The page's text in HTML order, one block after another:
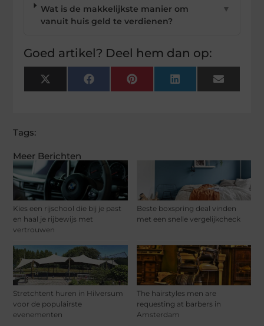
Meer Berichten
Kies een rijschool die bij je past
en haal je rijbewijs met
vertrouwen
Beste boxspring deal vinden
met een snelle vergelijkcheck
Stretchtent huren in Hilversum
voor de populairste
evenementen
The hairstyles men are
requesting at barbers in
Amsterdam
Wat is de makkelijkste manier om
vanuit huis geld te verdienen?
▼
Goed artikel? Deel hem dan op:
X
(Twitter)
FacebookPinterest LinkedIn Email
Tags: